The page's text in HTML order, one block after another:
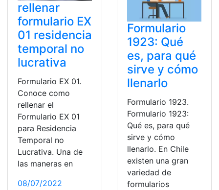
rellenar
formulario EX
01 residencia
temporal no
lucrativa
Formulario EX 01.
Conoce como
rellenar el
Formulario EX 01
para Residencia
Temporal no
Lucrativa. Una de
las maneras en
08/07/2022
Formulario
1923: Qué
es, para qué
sirve y cómo
llenarlo
Formulario 1923.
Formulario 1923:
Qué es, para qué
sirve y cómo
llenarlo. En Chile
existen una gran
variedad de
formularios